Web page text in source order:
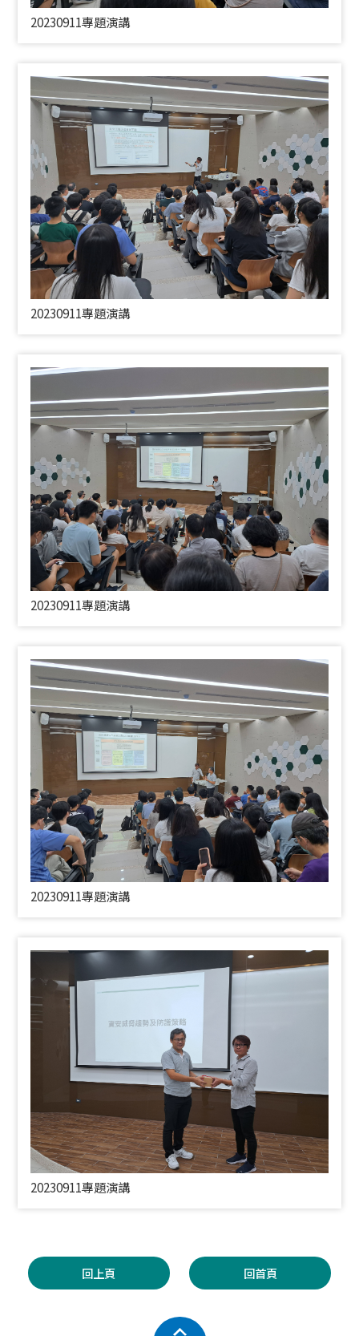
20230911專題演講
20230911專題演講
20230911專題演講
20230911專題演講
20230911專題演講
回上頁 回首頁